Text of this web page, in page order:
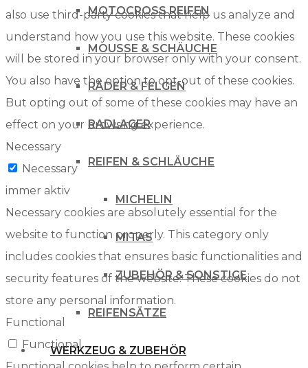
MOTOCROSS REIFEN
MOUSSE & SCHÄUCHE
RÄDER & FELGEN
RADLAGER
REIFEN & SCHLÄUCHE
MICHELIN
MITAS
ZUBEHÖR & SONSTIGE
REIFENSÄTZE
WERKZEUG & ZUBEHÖR
also use third-party cookies that help us analyze and
understand how you use this website. These cookies
will be stored in your browser only with your consent.
You also have the option to opt-out of these cookies.
But opting out of some of these cookies may have an
effect on your browsing experience.
Necessary
Necessary
immer aktiv
Necessary cookies are absolutely essential for the
website to function properly. This category only
includes cookies that ensures basic functionalities and
security features of the website. These cookies do not
store any personal information.
Functional
Functional